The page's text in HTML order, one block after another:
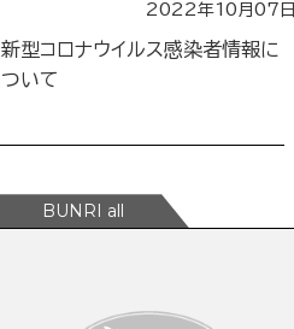
2022年10月07日
新型コロナウイルス感染者情報に
ついて